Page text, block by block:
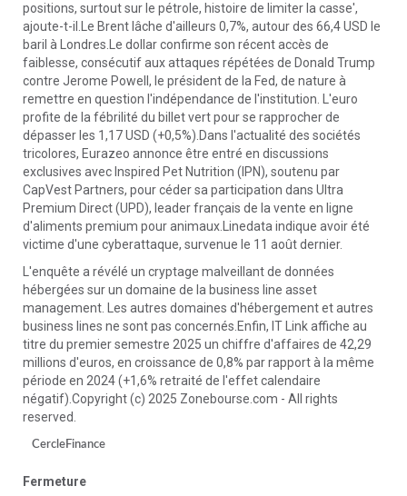
positions, surtout sur le pétrole, histoire de limiter la casse',
ajoute-t-il.Le Brent lâche d'ailleurs 0,7%, autour des 66,4 USD le
baril à Londres.Le dollar confirme son récent accès de
faiblesse, consécutif aux attaques répétées de Donald Trump
contre Jerome Powell, le président de la Fed, de nature à
remettre en question l'indépendance de l'institution. L'euro
profite de la fébrilité du billet vert pour se rapprocher de
dépasser les 1,17 USD (+0,5%).Dans l'actualité des sociétés
tricolores, Eurazeo annonce être entré en discussions
exclusives avec Inspired Pet Nutrition (IPN), soutenu par
CapVest Partners, pour céder sa participation dans Ultra
Premium Direct (UPD), leader français de la vente en ligne
d'aliments premium pour animaux.Linedata indique avoir été
victime d'une cyberattaque, survenue le 11 août dernier.
L'enquête a révélé un cryptage malveillant de données
hébergées sur un domaine de la business line asset
management. Les autres domaines d'hébergement et autres
business lines ne sont pas concernés.Enfin, IT Link affiche au
titre du premier semestre 2025 un chiffre d'affaires de 42,29
millions d'euros, en croissance de 0,8% par rapport à la même
période en 2024 (+1,6% retraité de l'effet calendaire
négatif).Copyright (c) 2025 Zonebourse.com - All rights
reserved.
CercleFinance
Fermeture